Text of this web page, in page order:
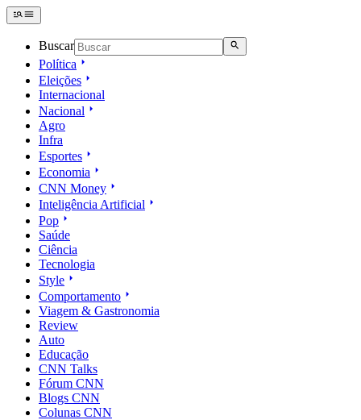
Buscar
Política
Eleições
Internacional
Nacional
Agro
Infra
Esportes
Economia
CNN Money
Inteligência Artificial
Pop
Saúde
Ciência
Tecnologia
Style
Comportamento
Viagem & Gastronomia
Review
Auto
Educação
CNN Talks
Fórum CNN
Blogs CNN
Colunas CNN